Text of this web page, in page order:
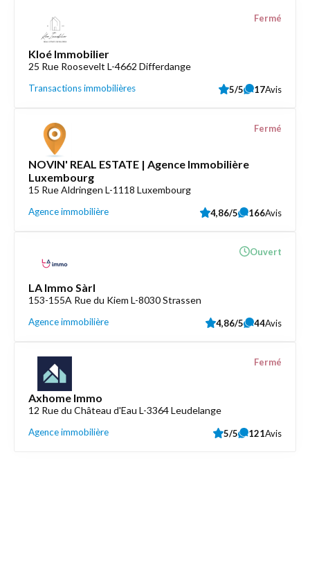
Kloé Immobilier
25 Rue Roosevelt L-4662 Differdange
Transactions immobilières
Fermé
5/5 17Avis
NOVIN' REAL ESTATE | Agence Immobilière
Luxembourg
15 Rue Aldringen L-1118 Luxembourg
Agence immobilière
Fermé
4,86/5 166Avis
LA Immo Sàrl
153-155A Rue du Kiem L-8030 Strassen
Agence immobilière
Ouvert
4,86/5 44Avis
Axhome Immo
12 Rue du Château d'Eau L-3364 Leudelange
Agence immobilière
Fermé
5/5 121Avis